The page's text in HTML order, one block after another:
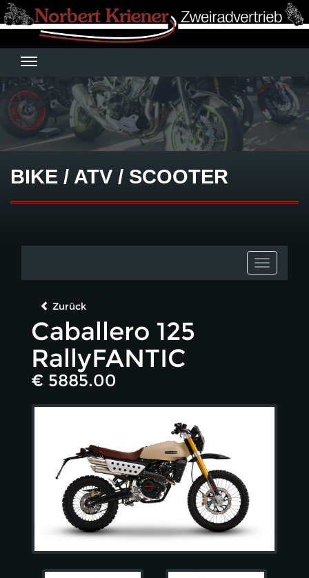
BIKE / ATV / SCOOTER
Toggle
Zurück
Caballero 125
RallyFANTIC
€ 5885.00